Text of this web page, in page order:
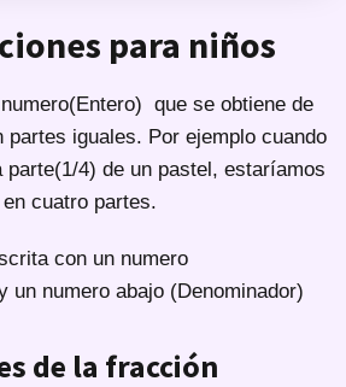
para niños
que se obtiene de
iguales. Por ejemplo cuando
parte(1/4) de un pastel, estaríamos
cuatro partes.
con un numero
un numero abajo (Denominador)
de la fracción